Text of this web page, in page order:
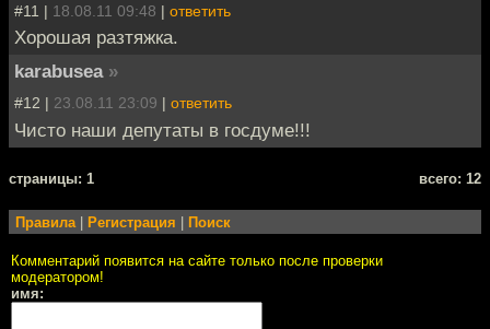
#11 | 18.08.11 09:48 | ответить
Хорошая разтяжка.
karabusea »
#12 | 23.08.11 23:09 | ответить
Чисто наши депутаты в госдуме!!!
cтраницы: 1 всего: 12
Правила | Регистрация | Поиск
Комментарий появится на сайте только после проверки
модератором!
имя: